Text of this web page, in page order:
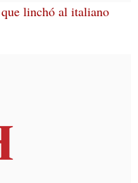
linchó al italiano